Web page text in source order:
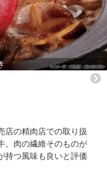
店の精肉店での取り扱
。肉の繊維そのものが
持つ風味も良いと評価